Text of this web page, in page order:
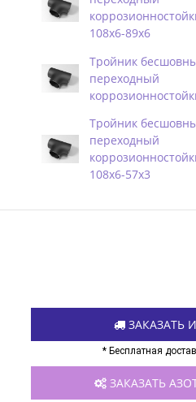
108х6-89х6
Тройник
переходный
Тройник
переходный
108х6-57х3
ЗАКАЗАТЬ
* Бесплатная
ЗАКАЗАТЬ